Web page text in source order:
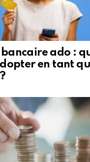
ado :
en tant